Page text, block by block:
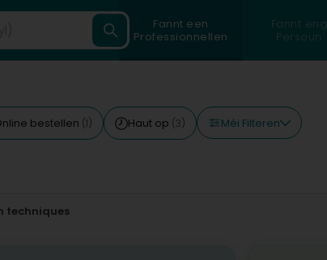
Fannt een
Professionnellen
Fannt eng
Persoun
bestellen (1) Haut op (3) Méi Filteren
techniques